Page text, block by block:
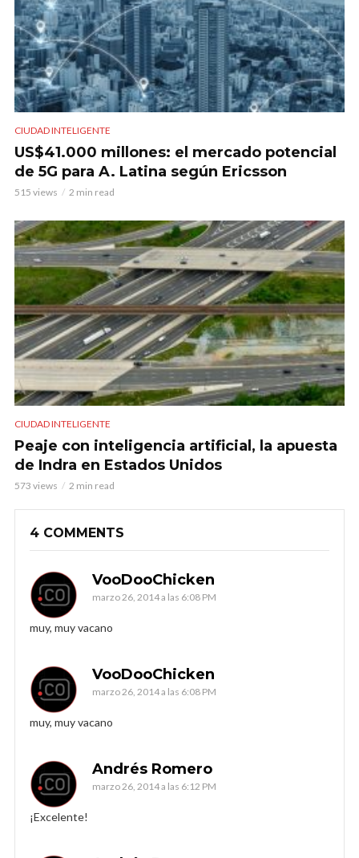
CIUDAD INTELIGENTE
US$41.000 millones: el mercado potencial
de 5G para A. Latina según Ericsson
515 views 2 min read
CIUDAD INTELIGENTE
Peaje con inteligencia artificial, la apuesta
de Indra en Estados Unidos
573 views 2 min read
4 COMMENTS
VooDooChicken
marzo 26, 2014 a las 6:08 PM
muy, muy vacano
VooDooChicken
marzo 26, 2014 a las 6:08 PM
muy, muy vacano
Andrés Romero
marzo 26, 2014 a las 6:12 PM
¡Excelente!